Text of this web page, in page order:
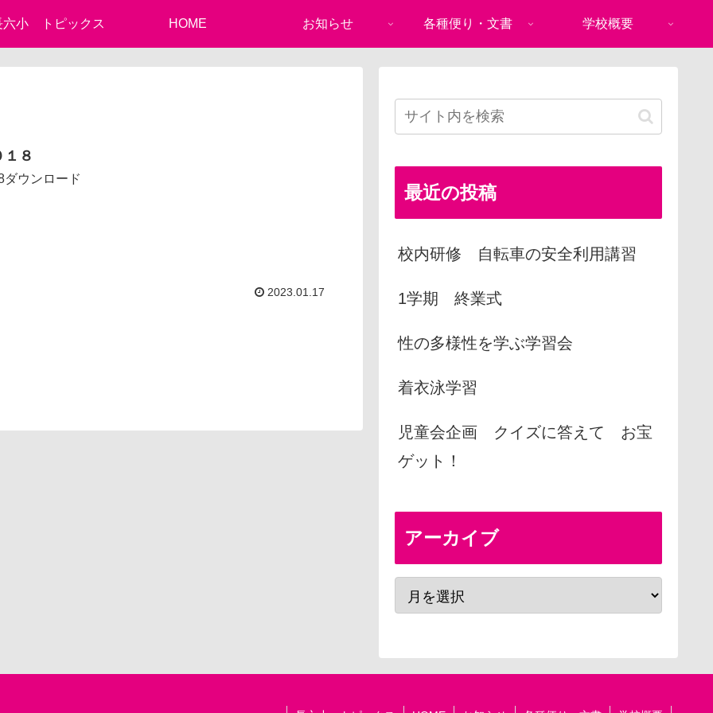
六小 トピックス HOME お知らせ 各種便り・文書 学校概要
１８
ダウンロード
2023.01.17
最近の投稿
校内研修 自転車の安全利用講習
1学期 終業式
性の多様性を学ぶ学習会
着衣泳学習
児童会企画 クイズに答えて お宝
ゲット！
アーカイブ